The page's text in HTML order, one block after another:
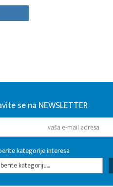
se na NEWSLETTER
kategorije interesa
kategoriju...